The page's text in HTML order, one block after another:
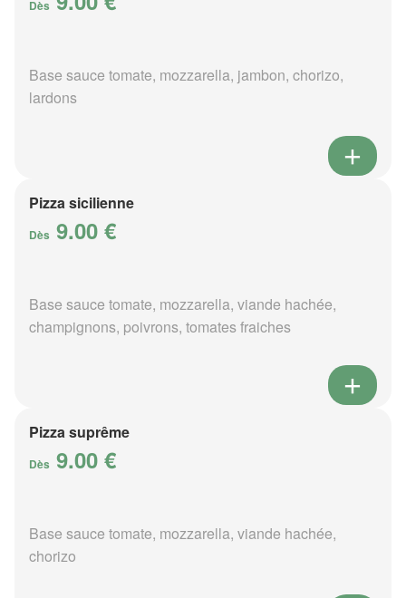
Dès
Base sauce tomate, mozzarella, jambon, chorizo,
lardons
Pizza sicilienne
Dès 9.00 €
Base sauce tomate, mozzarella, viande hachée,
champignons, poivrons, tomates fraiches
Pizza suprême
Dès 9.00 €
Base sauce tomate, mozzarella, viande hachée,
chorizo